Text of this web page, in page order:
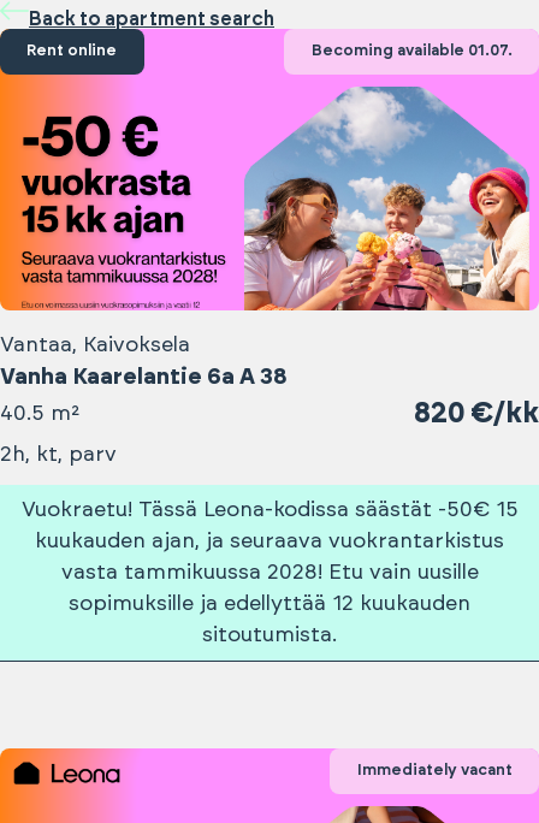
Back to apartment search
Rent online Becoming available 01.07.
Vantaa, Kaivoksela
Vanha Kaarelantie 6a A 38
40.5 m² 820 €/kk
2h, kt, parv
Vuokraetu! Tässä Leona-kodissa säästät -50€ 15
kuukauden ajan, ja seuraava vuokrantarkistus
vasta tammikuussa 2028! Etu vain uusille
sopimuksille ja edellyttää 12 kuukauden
sitoutumista.
Immediately vacant